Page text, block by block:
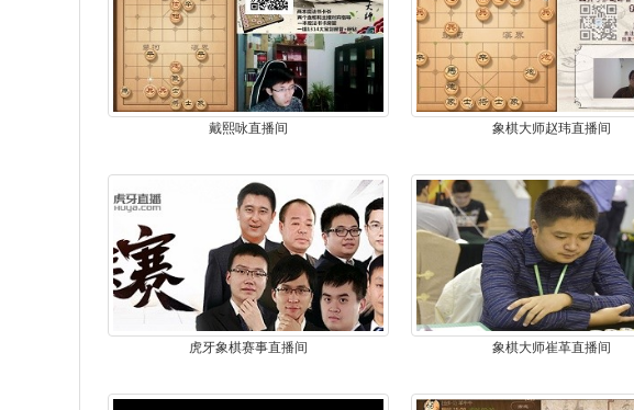
戴熙咏直播间 象棋大师赵玮直播间
虎牙象棋赛事直播间 象棋大师崔革直播间